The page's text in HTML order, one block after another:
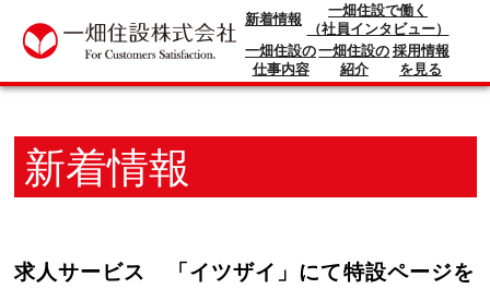
新着情報
一畑住設で働く
（社員インタビュー）
一畑住設の
仕事内容
一畑住設の
紹介
採用情報
を見る
新着情報
求人サービス 「イツザイ」にて特設ページを